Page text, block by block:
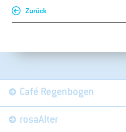
Zurück
überspringenCafé Regenbogen
rosaAlter